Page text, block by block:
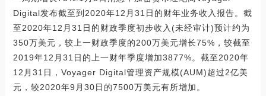
Digital发布截至到2020年12月31日的财年业务收入报告。截
至2020年12月31日的财政季度初步收入(未经审计)预计约为
350万美元，较上一财政季度的200万美元增长75%，较截至
2019年12月31日的上一财年季度增加3877%。截至2020年
12月31日，Voyager Digital管理资产规模(AUM)超过2亿美
元，较2020年9月30日的7500万美元有所增加。